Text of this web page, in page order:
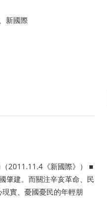
新國際
2011.11.4《新國際》） ■
肇建。而關注辛亥革命、民
實、憂國憂民的年輕朋